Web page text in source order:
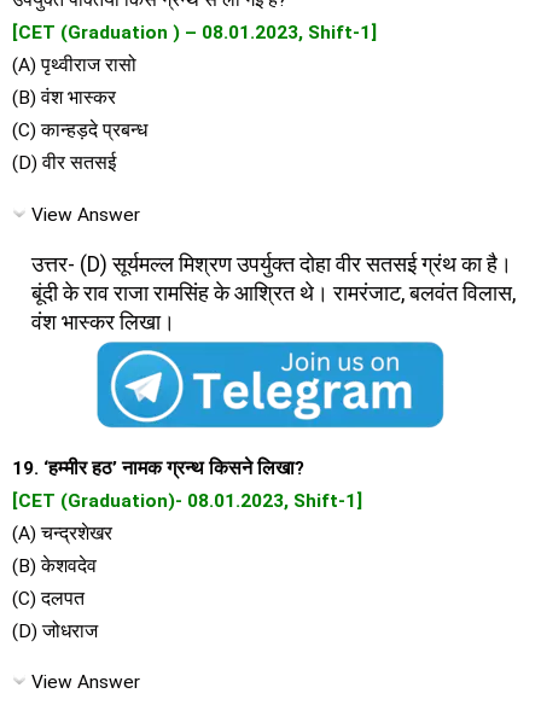
[CET (Graduation ) – 08.01.2023, Shift-1]
(A) पृथ्वीराज रासो
(B) वंश भास्कर
(C) कान्हड़दे प्रबन्ध
(D) वीर सतसई
View Answer
उत्तर- (D) सूर्यमल्ल मिश्रण उपर्युक्त दोहा वीर सतसई ग्रंथ का है।
बूंदी के राव राजा रामसिंह के आश्रित थे। रामरंजाट, बलवंत विलास,
वंश भास्कर लिखा।
19. ‘हम्मीर हठ’ नामक ग्रन्थ किसने लिखा?
[CET (Graduation)- 08.01.2023, Shift-1]
(A) चन्द्रशेखर
(B) केशवदेव
(C) दलपत
(D) जोधराज
View Answer